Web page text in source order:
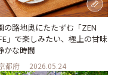
の路地奥にたたずむ「ZEN
」で楽しみたい、極上の甘味
かな時間
都府 2026.05.24